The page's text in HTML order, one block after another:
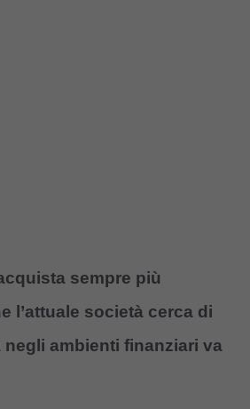
sempre più
l’attuale società cerca di
negli ambienti finanziari va